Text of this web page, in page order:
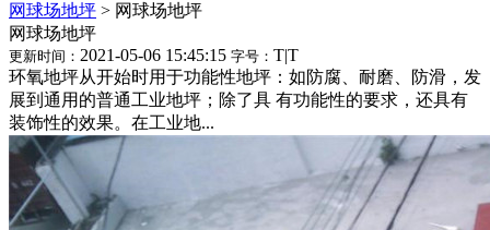
网球场地坪 > 网球场地坪
网球场地坪
更新时间： 2021-05-06 15:45:15 字号： T|T
环氧地坪从开始时用于功能性地坪：如防腐、耐磨、防滑，发
展到通用的普通工业地坪；除了具 有功能性的要求，还具有
装饰性的效果。在工业地...